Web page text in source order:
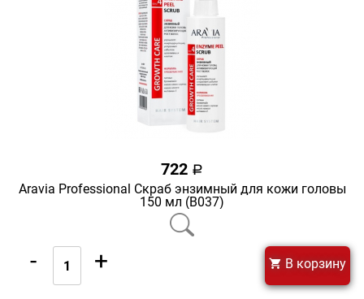
722 a
Aravia Professional Скраб энзимный для кожи головы
150 мл (В037)
- + В корзину